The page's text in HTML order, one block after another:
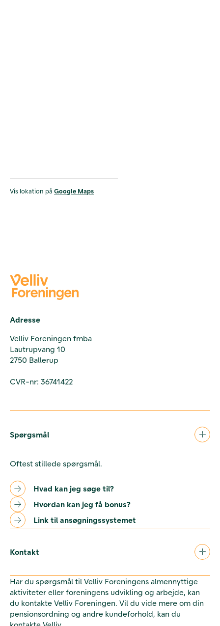
Vis lokation på Google Maps
Adresse
Velliv Foreningen fmba
Lautrupvang 10
2750 Ballerup
CVR-nr: 36741422
Spørgsmål
Oftest stillede spørgsmål.
Hvad kan jeg søge til?
Hvordan kan jeg få bonus?
Link til ansøgningssystemet
Kontakt
Har du spørgsmål til Velliv Foreningens almennyttige
aktiviteter eller foreningens udvikling og arbejde, kan
du kontakte Velliv Foreningen. Vil du vide mere om din
pensionsordning og andre kundeforhold, kan du